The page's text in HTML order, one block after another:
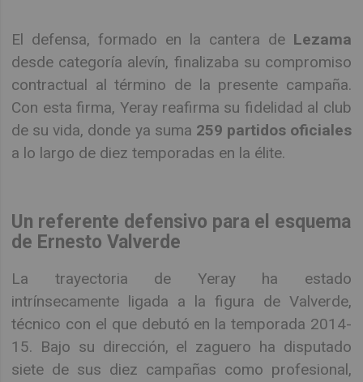
El defensa, formado en la cantera de Lezama
desde categoría alevín, finalizaba su compromiso
contractual al término de la presente campaña.
Con esta firma, Yeray reafirma su fidelidad al club
de su vida, donde ya suma 259 partidos oficiales
a lo largo de diez temporadas en la élite.
Un referente defensivo para el esquema
de Ernesto Valverde
La trayectoria de Yeray ha estado
intrínsecamente ligada a la figura de Valverde,
técnico con el que debutó en la temporada 2014-
15. Bajo su dirección, el zaguero ha disputado
siete de sus diez campañas como profesional,